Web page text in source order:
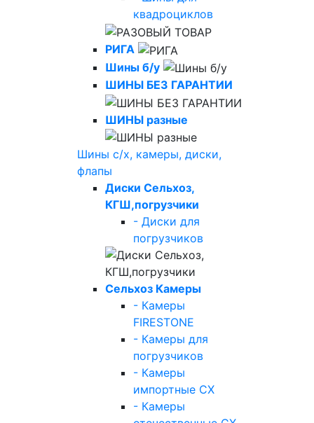
квадроциклов
РИГА
Шины б/у
ШИНЫ БЕЗ ГАРАНТИИ
ШИНЫ разные
Шины с/х, камеры, диски,
флапы
Диски Сельхоз,
КГШ,погрузчики
- Диски для
погрузчиков
Сельхоз Камеры
- Камеры
FIRESTONE
- Камеры для
погрузчиков
- Камеры
импортные СХ
- Камеры